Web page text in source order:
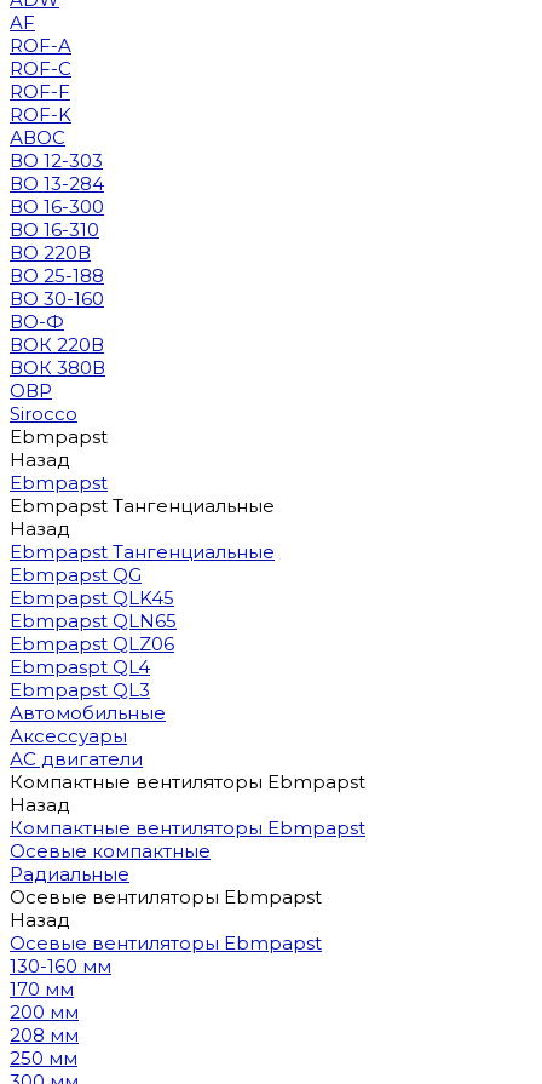
AF
ROF-A
ROF-C
ROF-F
ROF-K
АВОС
ВО 12-303
ВО 13-284
ВО 16-300
ВО 16-310
ВО 220В
ВО 25-188
ВО 30-160
ВО-Ф
ВОК 220В
ВОК 380В
ОВР
Sirocco
Ebmpapst
Назад
Ebmpapst
Ebmpapst Тангенциальные
Назад
Ebmpapst Тангенциальные
Ebmpapst QG
Ebmpapst QLK45
Ebmpapst QLN65
Ebmpapst QLZ06
Ebmpaspt QL4
Ebmpapst QL3
Автомобильные
Аксессуары
АС двигатели
Компактные вентиляторы Ebmpapst
Назад
Компактные вентиляторы Ebmpapst
Осевые компактные
Радиальные
Осевые вентиляторы Ebmpapst
Назад
Осевые вентиляторы Ebmpapst
130-160 мм
170 мм
200 мм
208 мм
250 мм